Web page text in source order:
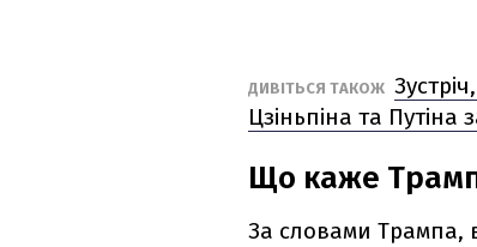
ДИВІТЬСЯ ТАКОЖ
Цзіньпіна та Путіна
Що каже Трамп
За словами Трампа,